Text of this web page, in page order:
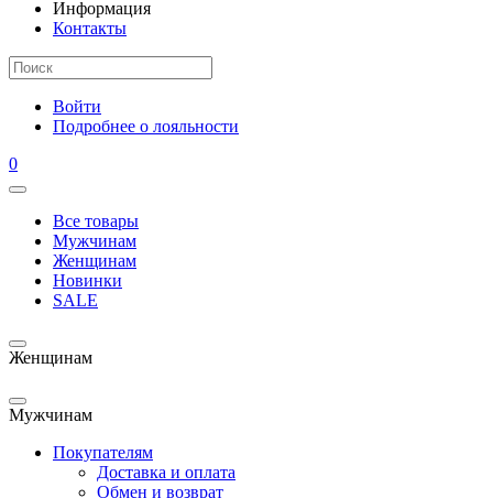
Информация
Контакты
Войти
Подробнее о лояльности
0
Все товары
Мужчинам
Женщинам
Новинки
SALE
Женщинам
Мужчинам
Покупателям
Доставка и оплата
Обмен и возврат